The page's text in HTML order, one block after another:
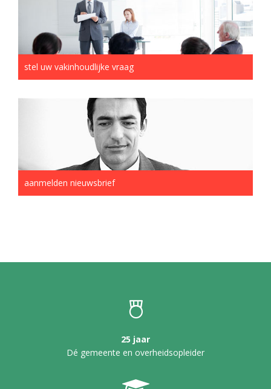
stel uw vakinhoudlijke vraag
aanmelden nieuwsbrief
25 jaar
Dé gemeente en overheidsopleider